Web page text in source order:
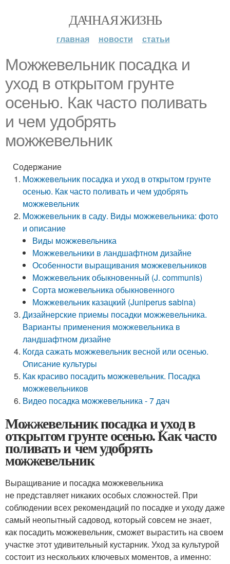
ДАЧНАЯ ЖИЗНЬ
главная новости статьи
Можжевельник посадка и
уход в открытом грунте
осенью. Как часто поливать
и чем удобрять
можжевельник
Содержание
Можжевельник посадка и уход в открытом грунте
осенью. Как часто поливать и чем удобрять
можжевельник
Можжевельник в саду. Виды можжевельника: фото
и описание
Виды можжевельника
Можжевельники в ландшафтном дизайне
Особенности выращивания можжевельников
Можжевельник обыкновенный (J. communis)
Сорта можевельника обыкновенного
Можжевельник казацкий (Juniperus sabina)
Дизайнерские приемы посадки можжевельника.
Варианты применения можжевельника в
ландшафтном дизайне
Когда сажать можжевельник весной или осенью.
Описание культуры
Как красиво посадить можжевельник. Посадка
можжевельников
Видео посадка можжевельника - 7 дач
Можжевельник посадка и уход в
открытом грунте осенью. Как часто
поливать и чем удобрять
можжевельник
Выращивание и посадка можжевельника
не представляет никаких особых сложностей. При
соблюдении всех рекомендаций по посадке и уходу даже
самый неопытный садовод, который совсем не знает,
как посадить можжевельник, сможет вырастить на своем
участке этот удивительный кустарник. Уход за культурой
состоит из нескольких ключевых моментов, а именно: